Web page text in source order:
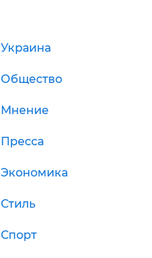
Украина
Общество
Мнение
Пресса
Экономика
Стиль
Спорт